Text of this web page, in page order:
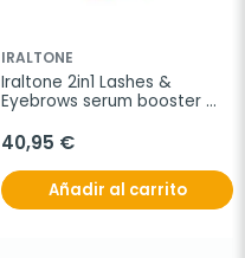
IRALTONE
Iraltone 2in1 Lashes &
Eyebrows serum booster
40,95 €
Añadir al carrito